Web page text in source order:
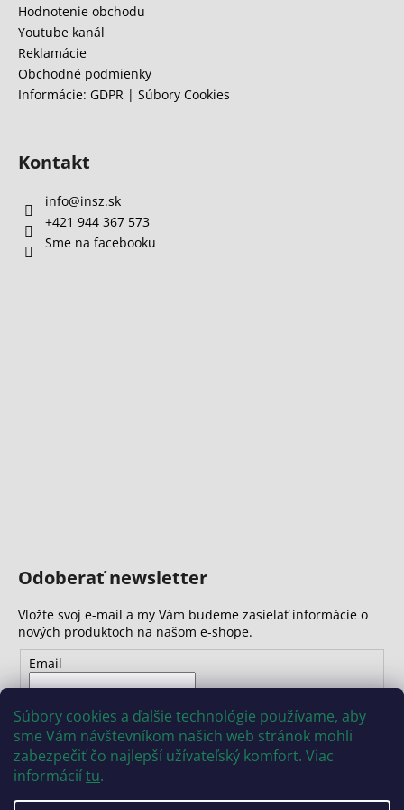
Súbory cookies a ďalšie technológie používame, aby
sme Vám návštevníkom našich web stránok mohli
zabezpečiť čo najlepší užívateľský komfort. Viac
informáciítu.
Hodnotenie obchodu
Youtube kanál
Reklamácie
Obchodné podmienky
Informácie: GDPR | Súbory Cookies
Kontakt
info@insz.sk
+421 944 367 573
Sme na facebooku
Odoberať newsletter
Vložte svoj e-mail a my Vám budeme zasielať informácie o
nových produktoch na našom e-shope.
Email
osobných údajov
PRIHLÁSIŤ SA